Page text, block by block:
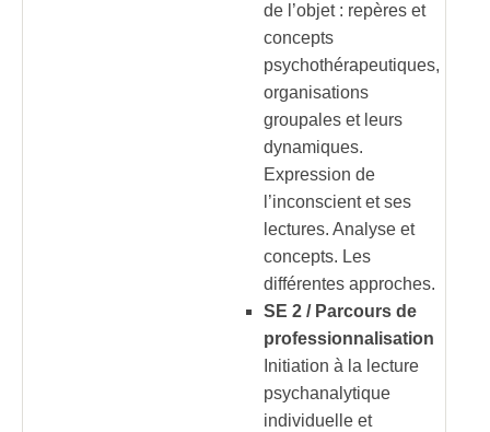
de l’objet : repères et
concepts
psychothérapeutiques,
organisations
groupales et leurs
dynamiques.
Expression de
l’inconscient et ses
lectures. Analyse et
concepts. Les
différentes approches.
SE 2 / Parcours de
professionnalisation
Initiation à la lecture
psychanalytique
individuelle et